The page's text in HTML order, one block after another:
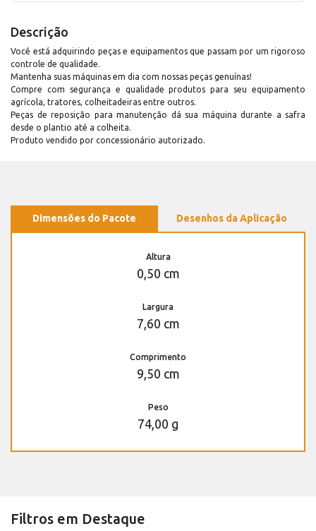
Descrição
Você está adquirindo peças e equipamentos que passam por um rigoroso
controle de qualidade.
Mantenha suas máquinas em dia com nossas peças genuínas!
Compre com segurança e qualidade produtos para seu equipamento
agrícola, tratores, colheitadeiras entre outros.
Peças de reposição para manutenção dá sua máquina durante a safra
desde o plantio até a colheita.
Produto vendido por concessionário autorizado.
Dimensões do Pacote Desenhos da Aplicação
Altura
0,50 cm
Largura
7,60 cm
Comprimento
9,50 cm
Peso
74,00 g
Filtros em Destaque